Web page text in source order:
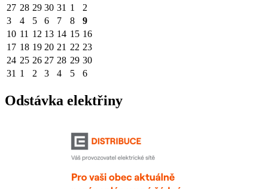
27 28 29 30 31 1
2
3
4 5 6 7 8
9
10 11 12 13 14 15 16
17 18 19 20 21 22 23
24 25 26 27 28 29 30
31 1 2 3 4 5 6
Odstávka elektřiny